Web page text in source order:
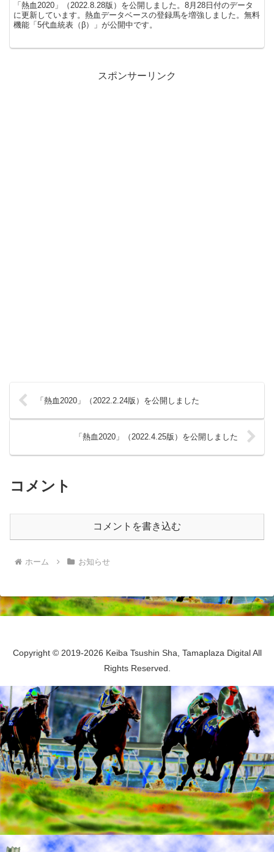
「熱血2020」（2022.8.28版）を公開しました。8月28日付のデータ
に更新しています。熱血データベースの登録馬を増強しました。無料
機能「5代血統表（β）」が公開中です。
スポンサーリンク
「熱血2020」（2022.2.24版）を公開しました
「熱血2020」（2022.4.25版）を公開しました
コメント
コメントを書き込む
ホーム お知らせ
Copyright © 2019-2026 Keiba Tsushin Sha, Tamaplaza Digital All
Rights Reserved.